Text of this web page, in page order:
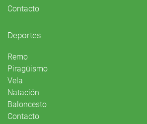
Contacto
Deportes
Remo
Piragüismo
Vela
Natación
Baloncesto
Contacto